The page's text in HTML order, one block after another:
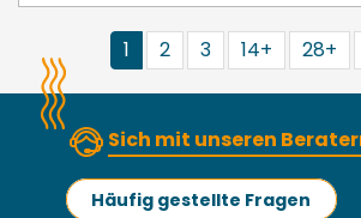
1 2 3 14+ 28+
Sich mit unseren
Häufig gestellte Fragen